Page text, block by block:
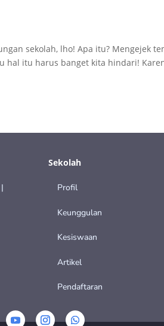
sekolah, lho! Apa itu? Mengejek
hal itu harus banget kita hindari!
Sekolah
Profil
Keunggulan
Kesiswaan
Artikel
Pendaftaran